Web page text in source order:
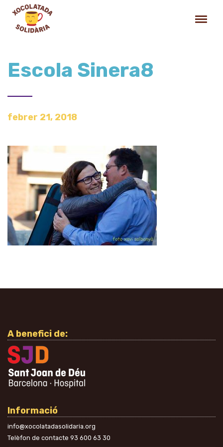
Escola Sinera8
febrer 21, 2018
A benefici de:
Informació
info@xocolatadasolidaria.org
Telèfon de contacte 93 600 63 30